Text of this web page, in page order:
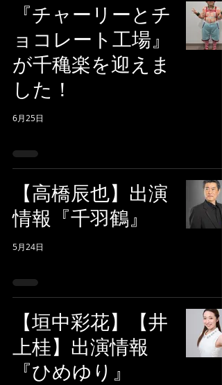
『チャーリーとチ
ョコレート工場』
が千穐楽を迎えま
した！
6月25日
【高橋辰也】出演
情報『千羽鶴』
5月24日
【垣中彩花】【井
上桂】出演情報
『ひめゆり』